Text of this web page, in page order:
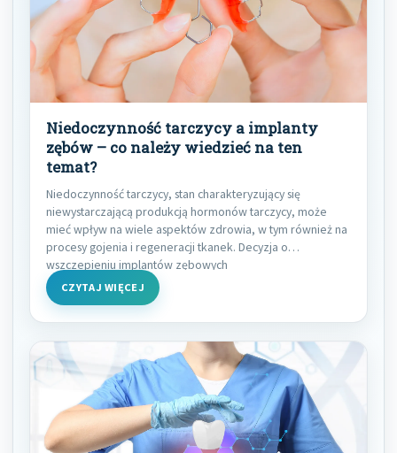
Niedoczynność tarczycy a implanty
zębów – co należy wiedzieć na ten
temat?
Niedoczynność tarczycy, stan charakteryzujący się
niewystarczającą produkcją hormonów tarczycy, może
mieć wpływ na wiele aspektów zdrowia, w tym również na
procesy gojenia i regeneracji tkanek. Decyzja o
wszczepieniu implantów zębowych
CZYTAJ WIĘCEJ